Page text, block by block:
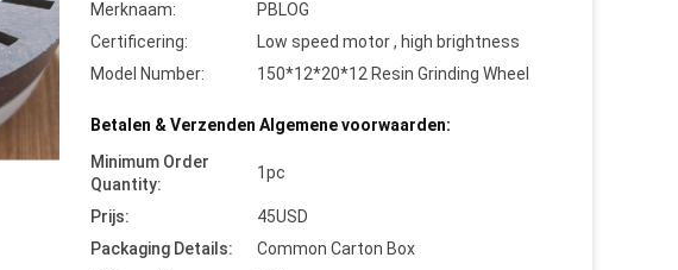
Merknaam:
PBLOG
Certificering:
Low speed motor , high brightness
Model Number:
150*12*20*12 Resin Grinding Wheel
Betalen & Verzenden Algemene voorwaarden:
Minimum Order
Quantity:
1pc
Prijs:
45USD
Packaging Details:
Common Carton Box